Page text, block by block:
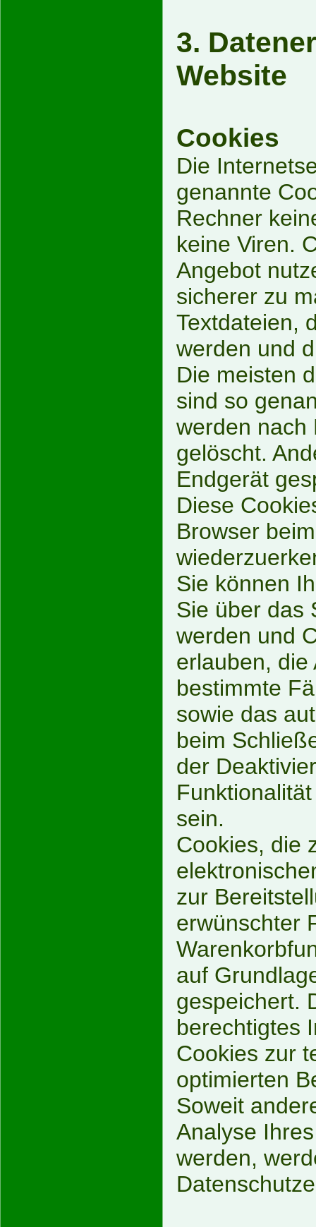
3.
Website
Cookies
Die
genannte
Rechner
keine Viren.
Angebot
sicherer zu
Textdateien,
werden und
Die meisten
sind so
werden nach
gelöscht.
Endgerät
Diese
Browser
Sie können
Sie über das
werden und
erlauben, die
bestimmte
sowie das
beim
der
sein.
Cookies, die
zur
erwünschter
auf
gespeichert.
berechtigtes
Cookies zur
optimierten
Soweit
Analyse
werden,